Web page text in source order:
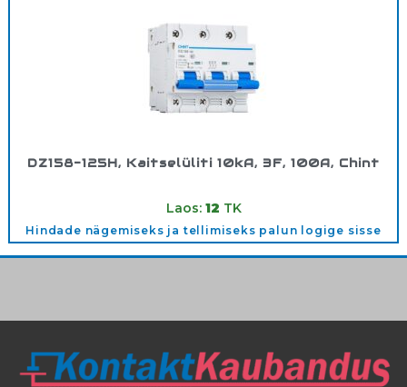
DZ158-125H, Kaitselüliti 10kA, 3F, 100A, Chint
Laos: 12 TK
Hindade nägemiseks ja tellimiseks palun logige sisse